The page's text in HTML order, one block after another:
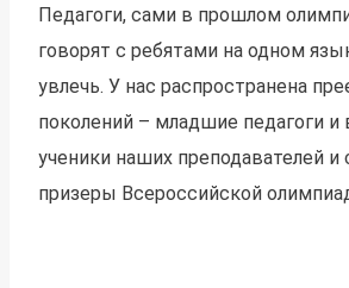
Педагоги, сами в прошлом
говорят с ребятами на одном
увлечь. У нас распространена
поколений – младшие педагоги
ученики наших преподавателей и
призеры Всероссийской